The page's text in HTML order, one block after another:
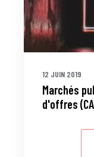
12 JUIN 2019
Marchés
d'offres